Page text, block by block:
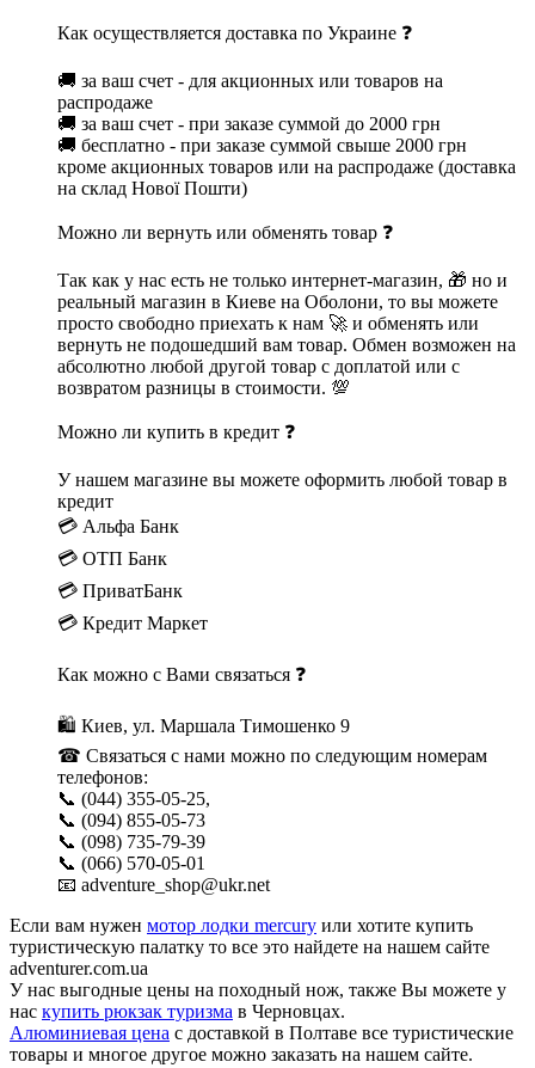
Как осуществляется доставка по Украине ❓
🚚 за ваш счет - для акционных или товаров на
распродаже
🚚 за ваш счет - при заказе суммой до 2000 грн
🚚 бесплатно - при заказе суммой свыше 2000 грн
кроме акционных товаров или на распродаже (доставка
на склад Нової Пошти)
Можно ли вернуть или обменять товар ❓
Так как у нас есть не только интернет-магазин, 🎁 но и
реальный магазин в Киеве на Оболони, то вы можете
просто свободно приехать к нам 🚀 и обменять или
вернуть не подошедший вам товар. Обмен возможен на
абсолютно любой другой товар с доплатой или с
возвратом разницы в стоимости. 💯
Можно ли купить в кредит ❓
У нашем магазине вы можете оформить любой товар в
кредит
💳 Альфа Банк
💳 ОТП Банк
💳 ПриватБанк
💳 Кредит Маркет
Как можно с Вами связаться ❓
🛍 Киев, ул. Маршала Тимошенко 9
☎ Связаться с нами можно по следующим номерам
телефонов:
📞 (044) 355-05-25,
📞 (094) 855-05-73
📞 (098) 735-79-39
📞 (066) 570-05-01
📧 adventure_shop@ukr.net
Если вам нужен мотор лодки mercury или хотите купить
туристическую палатку то все это найдете на нашем сайте
adventurer.com.ua
У нас выгодные цены на походный нож, также Вы можете у
нас купить рюкзак туризма в Черновцах.
Алюминиевая цена с доставкой в Полтаве все туристические
товары и многое другое можно заказать на нашем сайте.